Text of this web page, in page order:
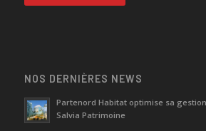
NOS DERNIÈRES NEWS
Partenord Habitat optimise sa
Salvia Patrimoine